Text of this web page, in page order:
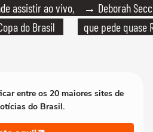
assistir ao vivo,
do Brasil
→ Deborah
que pede quase
entre os 20 maiores sites de
do Brasil.